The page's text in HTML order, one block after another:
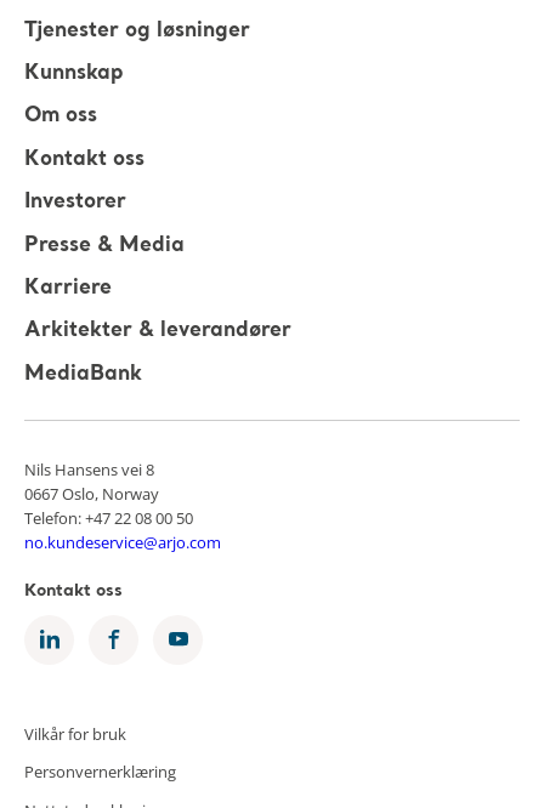
Tjenester og løsninger
Kunnskap
Om oss
Kontakt oss
Investorer
Presse & Media
Karriere
Arkitekter & leverandører
MediaBank
Nils Hansens vei 8
0667 Oslo, Norway
Telefon: +47 22 08 00 50
no.kundeservice@arjo.com
Kontakt oss
Vilkår for bruk
Personvernerklæring